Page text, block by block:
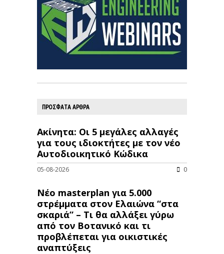
ΠΡΟΣΦΑΤΑ ΑΡΘΡΑ
Ακίνητα: Οι 5 μεγάλες αλλαγές
για τους ιδιοκτήτες με τον νέο
Αυτοδιοικητικό Κώδικα
05-08-2026 0
Νέο masterplan για 5.000
στρέμματα στον Ελαιώνα “στα
σκαριά” – Τι θα αλλάξει γύρω
από τον Βοτανικό και τι
προβλέπεται για οικιστικές
αναπτύξεις